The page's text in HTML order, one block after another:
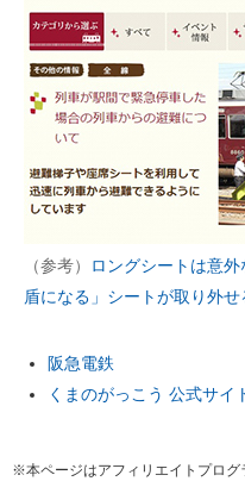
（参考）
ロングシートは意
盾になる」シートが取り外
阪急電鉄
くまのがっこう 公式サイ
※本ページはアフィリエイトプログ